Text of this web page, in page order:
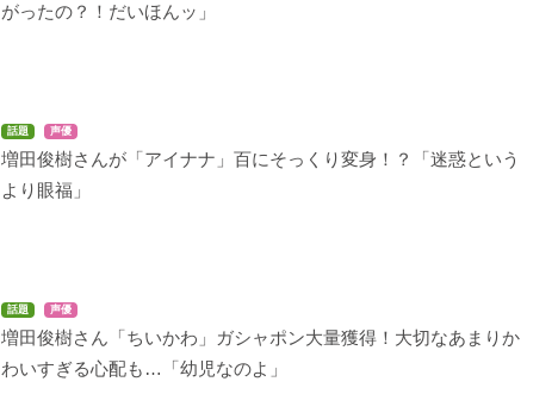
がったの？！だいほんッ」
話題 声優
増田俊樹さんが「アイナナ」百にそっくり変身！？「迷惑という
より眼福」
話題 声優
増田俊樹さん「ちいかわ」ガシャポン大量獲得！大切なあまりか
わいすぎる心配も…「幼児なのよ」